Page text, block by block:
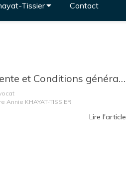
Tissier Contact
Conditions générales de vente et Conditions générales d’achat : intérêts, limites et abus
KHAYAT-TISSIER
Lire l'article